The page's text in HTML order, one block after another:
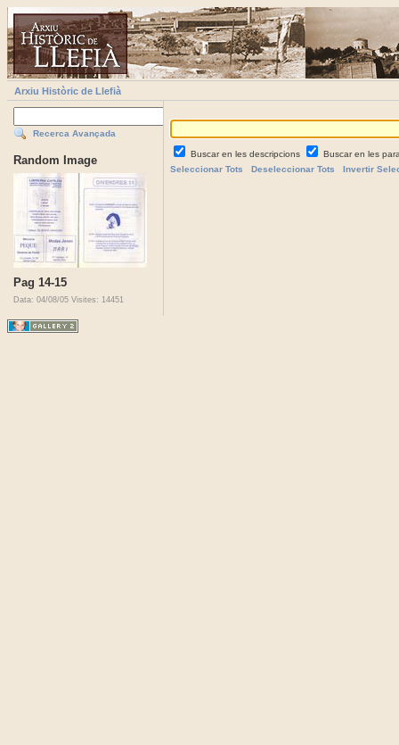
Arxiu Històric de Llefià
Recerca Avançada
Random Image
Pag 14-15
Data: 04/08/05 Visites: 14451
Buscar en les descripcions
Buscar en les
Seleccionar Tots
Deseleccionar Tots Invertir